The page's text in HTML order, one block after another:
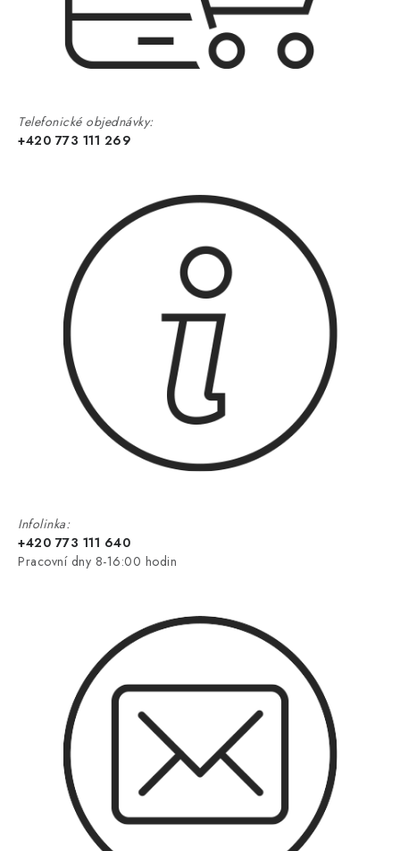
Telefonické objednávky:
+420 773 111 269
Infolinka:
+420 773 111 640
Pracovní dny 8-16:00 hodin